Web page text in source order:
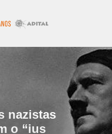
nazistas
o “ius